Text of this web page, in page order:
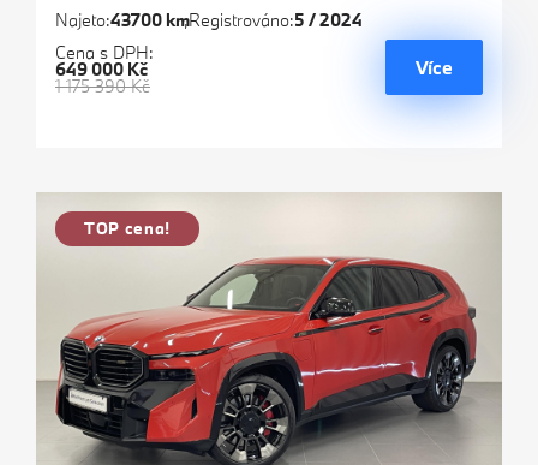
Najeto:43700 kmRegistrováno:5 / 2024
Cena s DPH:
1 175 390 Kč
649 000 Kč Více
TOP cena!